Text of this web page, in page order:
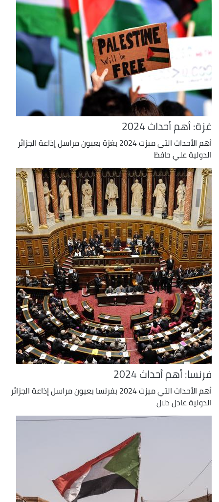
غزة: أهم أحداث 2024
أهم الأحداث التي ميزت 2024 بغزة بعيون مراسل إذاعة الجزائر
الدولية علي حافظ
فرنسا: أهم أحداث 2024
أهم الأحداث التي ميزت 2024 بفرنسا بعيون مراسل إذاعة الجزائر
الدولية عادل دلال